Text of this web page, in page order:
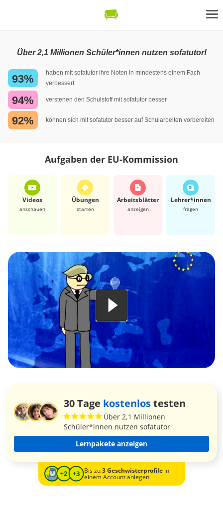
Über 2,1 Millionen Schüler*innen nutzen sofatutor!
93%
haben mit sofatutor ihre Noten in mindestens einem Fach
verbessert
94% verstehen den Schulstoff mit sofatutor besser
92% können sich mit sofatutor besser auf Schularbeiten vorbereiten
Aufgaben der EU-Kommission
Videos
anschauen
Übungen
starten
Arbeits­blätter
anzeigen
Lehrer*​innen
fragen
30 Tage kostenlostesten
Über 2,1 Millionen
Schüler*innen nutzen sofatutor
Lernpakete anzeigen
Bis zu3 Geschwisterprofilein
einem Account anlegen